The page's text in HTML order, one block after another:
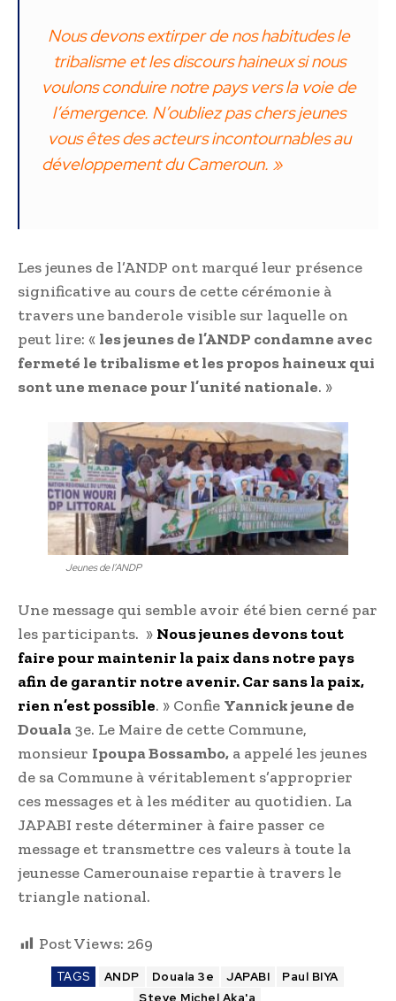
Nous devons extirper de nos habitudes le
tribalisme et les discours haineux si nous
voulons conduire notre pays vers la voie de
l’émergence. N’oubliez pas chers jeunes
vous êtes des acteurs incontournables au
développement du Cameroun. »
Les jeunes de l’ANDP ont marqué leur présence
significative au cours de cette cérémonie à
travers une banderole visible sur laquelle on
peut lire: « les jeunes de l’ANDP condamne avec
fermeté le tribalisme et les propos haineux qui
sont une menace pour l’unité nationale. »
Jeunes de l’ANDP
Une message qui semble avoir été bien cerné par
les participants. » Nous jeunes devons tout
faire pour maintenir la paix dans notre pays
afin de garantir notre avenir. Car sans la paix,
rien n’est possible. » Confie Yannick jeune de
Douala3e. Le Maire de cette Commune,
monsieur Ipoupa Bossambo, a appelé les jeunes
de sa Commune à véritablement s’approprier
ces messages et à les méditer au quotidien. La
JAPABI reste déterminer à faire passer ce
message et transmettre ces valeurs à toute la
jeunesse Camerounaise repartie à travers le
triangle national.
Post Views: 269
TAGS ANDP Douala 3e JAPABI
Paul BIYA
Steve Michel Aka'a